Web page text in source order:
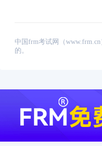
中国frm考试网（
的。